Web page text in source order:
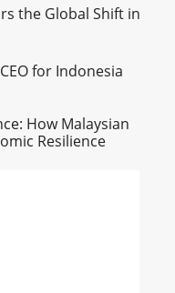
the Global Shift in
for Indonesia
How Malaysian
Resilience